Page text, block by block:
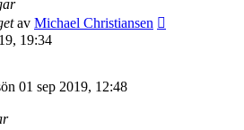
av Michael Christiansen
19:34
01 sep 2019, 12:48